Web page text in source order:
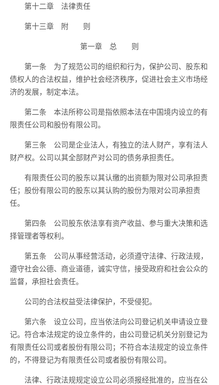
第十二章 法律责任
第十三章 附 则
第一章 总 则
第一条 为了规范公司的组织和行为，保护公司、股东和
债权人的合法权益，维护社会经济秩序，促进社会主义市场经
济的发展，制定本法。
第二条 本法所称公司是指依照本法在中国境内设立的有
限责任公司和股份有限公司。
第三条 公司是企业法人，有独立的法人财产，享有法人
财产权。公司以其全部财产对公司的债务承担责任。
有限责任公司的股东以其认缴的出资额为限对公司承担责
任；股份有限公司的股东以其认购的股份为限对公司承担责
任。
第四条 公司股东依法享有资产收益、参与重大决策和选
择管理者等权利。
第五条 公司从事经营活动，必须遵守法律、行政法规，
遵守社会公德、商业道德，诚实守信，接受政府和社会公众的
监督，承担社会责任。
公司的合法权益受法律保护，不受侵犯。
第六条 设立公司，应当依法向公司登记机关申请设立登
记。符合本法规定的设立条件的，由公司登记机关分别登记为
有限责任公司或者股份有限公司；不符合本法规定的设立条件
的，不得登记为有限责任公司或者股份有限公司。
法律、行政法规规定设立公司必须报经批准的，应当在公